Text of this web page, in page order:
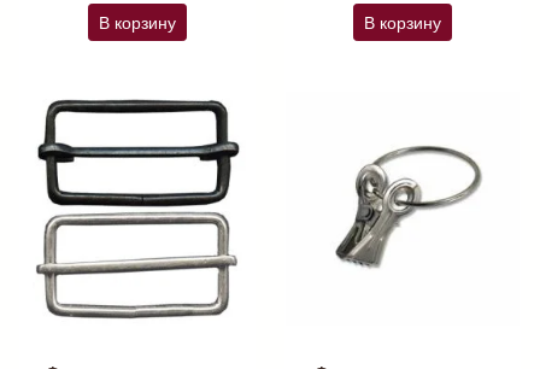
В корзину В корзину